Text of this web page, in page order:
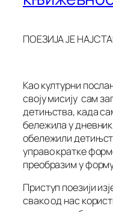
ПОЕЗИЈА ЈЕ
Као културни
своју мисију сам
детињства, када
бележила у
обележили
управо кратке
преобразим у
Приступ поезији
свако од нас